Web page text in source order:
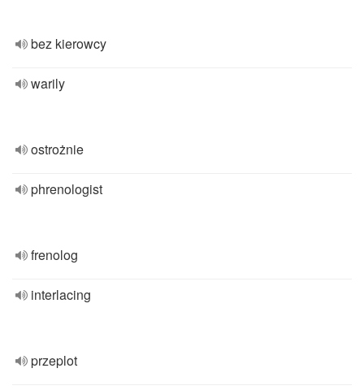
bez kierowcy
warily
ostrożnie
phrenologist
frenolog
interlacing
przeplot